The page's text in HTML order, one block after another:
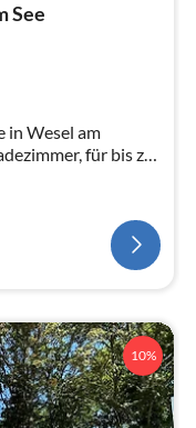
See
in Wesel am
für bis zu
10%